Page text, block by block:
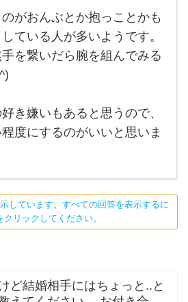
がおんぶとか抱っことかも
ている人が多いようです。
を繋いだら腕を組んでみる
き嫌いもあると思うので、
度にするのがいいと思いま
しています。すべての回答を表示するに
クリックしてください。
ど結婚相手にはちょっと..と